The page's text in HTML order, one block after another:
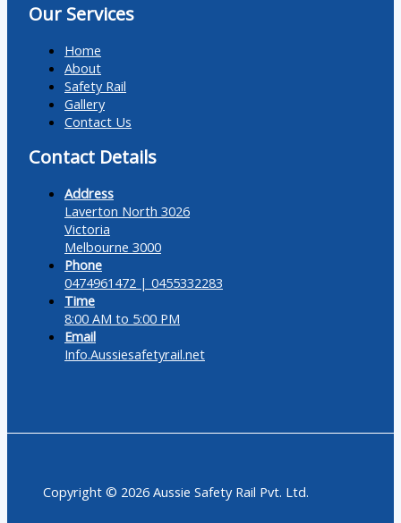
Our Services
Home
About
Safety Rail
Gallery
Contact Us
Contact Details
Address
Laverton North 3026
Victoria
Melbourne 3000
Phone
0474961472 | 0455332283
Time
8:00 AM to 5:00 PM
Email
Info.Aussiesafetyrail.net
Copyright © 2026 Aussie Safety Rail Pvt. Ltd.